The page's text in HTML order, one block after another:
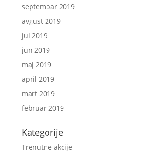
septembar 2019
avgust 2019
jul 2019
jun 2019
maj 2019
april 2019
mart 2019
februar 2019
Kategorije
Trenutne akcije